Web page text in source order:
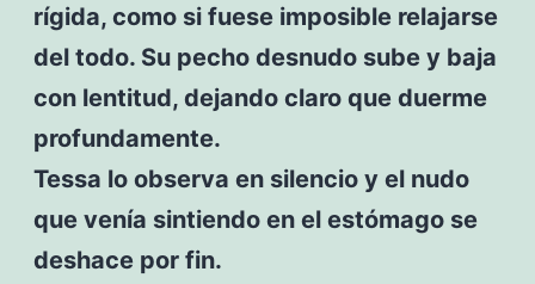
rígida, como si fuese imposible relajarse
del todo. Su pecho desnudo sube y baja
con lentitud, dejando claro que duerme
profundamente.
Tessa lo observa en silencio y el nudo
que venía sintiendo en el estómago se
deshace por fin.